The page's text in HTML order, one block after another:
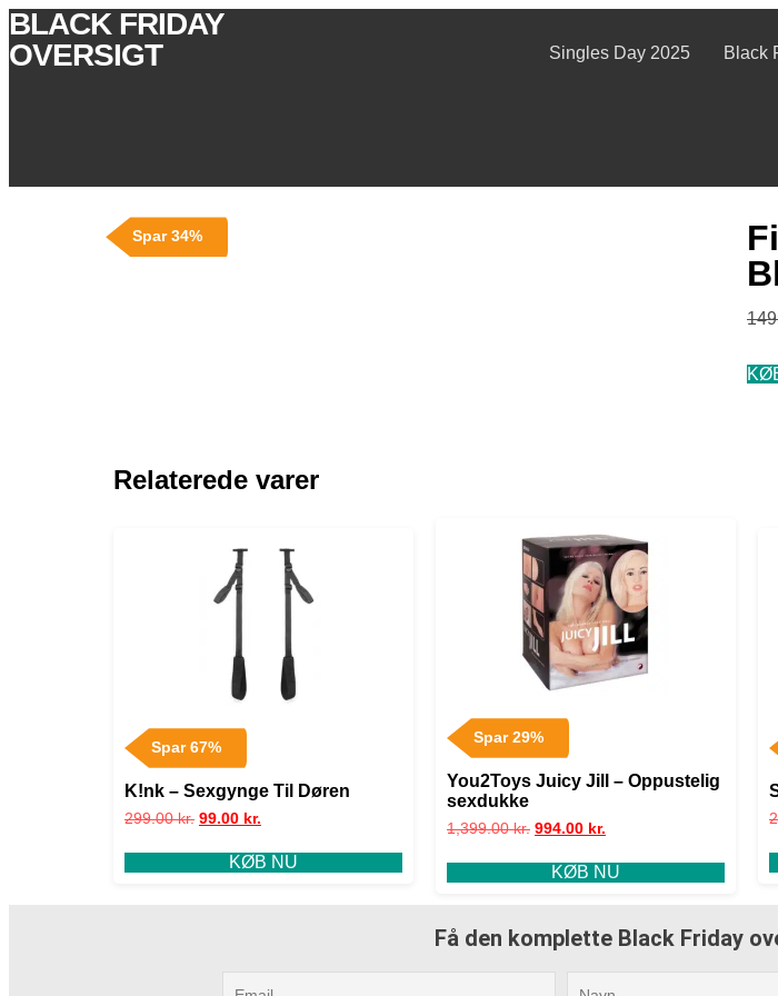
BLACK FRIDAY
OVERSIGT
Singles Day 2025 Black
Spar 34%
Relaterede varer
Spar 67%
K!nk – Sexgynge Til Døren
299.00kr. 99.00 kr.
KØB NU
Spar 29%
You2Toys Juicy Jill – Oppustelig
sexdukke
1,399.00kr. 994.00 kr.
KØB NU
Få den komplette Black Friday